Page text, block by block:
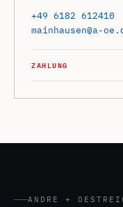
+49 6182 612410
mainhausen@a-
ZAHLUNG
ANDRE +